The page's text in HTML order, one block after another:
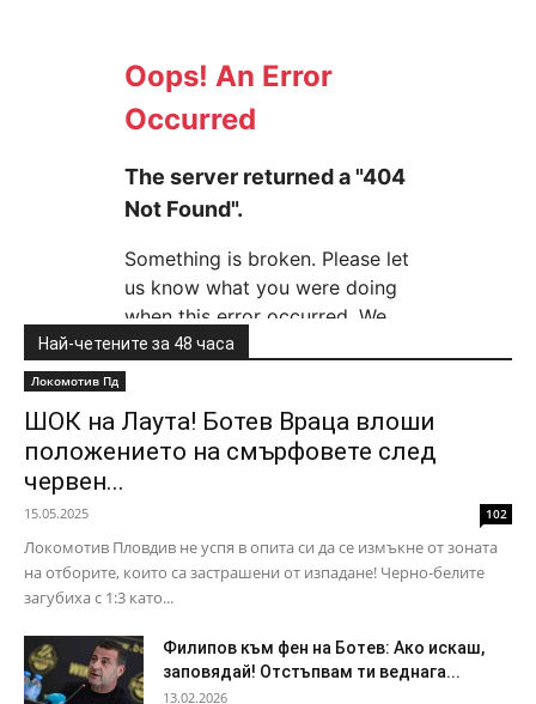
Най-четените за 48 часа
Локомотив Пд
ШОК на Лаута! Ботев Враца влоши
положението на смърфовете след
червен...
15.05.2025 102
Локомотив Пловдив не успя в опита си да се измъкне от зоната
на отборите, които са застрашени от изпадане! Черно-белите
загубиха с 1:3 като...
Филипов към фен на Ботев: Ако искаш,
заповядай! Отстъпвам ти веднага...
13.02.2026